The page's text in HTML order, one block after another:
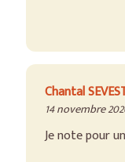
Chantal
14 novembre
Je note pour